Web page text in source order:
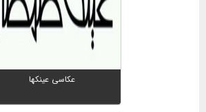
عکاسی عینکها